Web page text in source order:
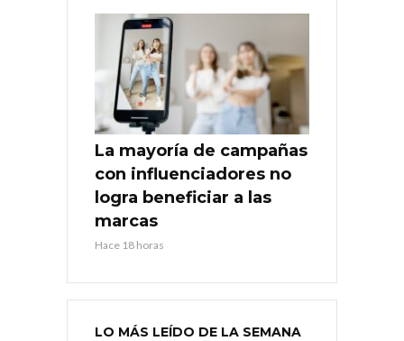
La mayoría de campañas
con influenciadores no
logra beneficiar a las
marcas
Hace 18 horas
LO MÁS LEÍDO DE LA SEMANA